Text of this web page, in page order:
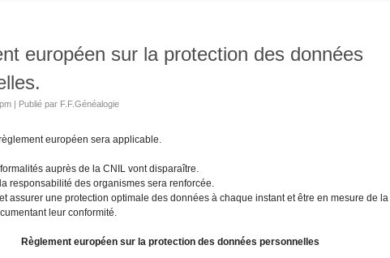
européen sur la protection des données
| Publié par F.F.Généalogie
européen sera applicable.
auprès de la CNIL vont disparaître.
responsabilité des organismes sera renforcée.
assurer une protection optimale des données à chaque instant et être en mesure de la
leur conformité.
Règlement européen sur la protection des données personnelles